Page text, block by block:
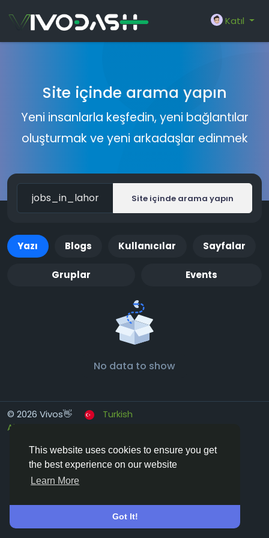
This website uses cookies to ensure you get
the best experience on our website
Learn More
Got It!
Katıl
Site içinde arama yapın
Yeni insanlarla keşfedin, yeni bağlantılar
oluşturmak ve yeni arkadaşlar edinmek
Site içinde arama yapın
Yazı Blogs Kullanıcılar Sayfalar
Gruplar Events
No data to show
© 2026 Vivos👋
Turkish
About